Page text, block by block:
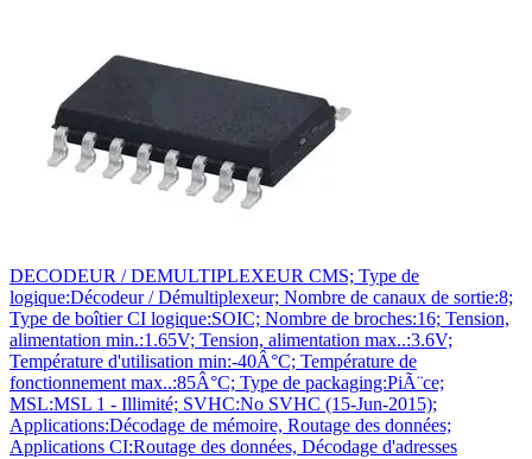
DECODEUR / DEMULTIPLEXEUR CMS; Type de
logique:Décodeur / Démultiplexeur; Nombre de canaux de sortie:8;
Type de boîtier CI logique:SOIC; Nombre de broches:16; Tension,
alimentation min.:1.65V; Tension, alimentation max..:3.6V;
Température d'utilisation min:-40Â°C; Température de
fonctionnement max..:85Â°C; Type de packaging:PiÃ¨ce;
MSL:MSL 1 - Illimité; SVHC:No SVHC (15-Jun-2015);
Applications:Décodage de mémoire, Routage des données;
Applications CI:Routage des données, Décodage d'adresses